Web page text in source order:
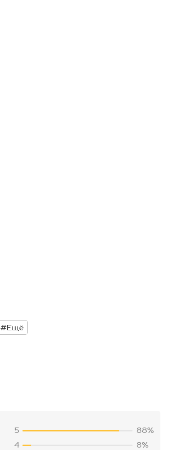
#Ещё
5
88%
4
8%